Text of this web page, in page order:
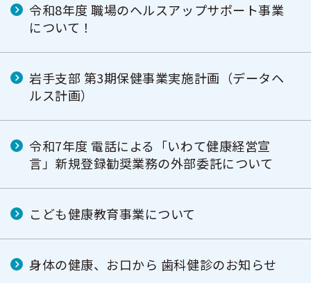
令和8年度 職場のヘルスアップサポート事業
について！
岩手支部 第3期保健事業実施計画（データヘ
ルス計画）
令和7年度 電話による「いわて健康経営宣
言」新規登録勧奨業務の外部委託について
こども健康教育事業について
身体の健康、お口から 歯科健診のお知らせ